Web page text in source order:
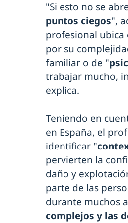
"Si esto no se
puntos ciegos",
profesional ubica
por su
familiar o de "
trabajar mucho,
explica.
Teniendo en
en España, el
identificar "
pervierten la
daño y
parte de las
durante muchos
complejos y las